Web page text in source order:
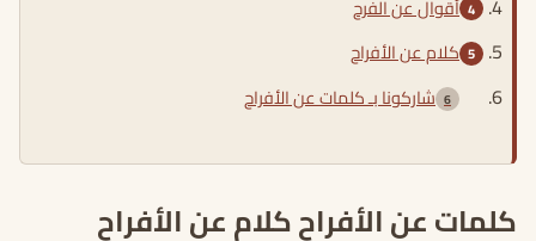
أقوال عن الفرح
كلام عن الأفراح
شاركونا بـ كلمات عن الأفراح
كلمات عن الأفراح كلام عن الأفراح